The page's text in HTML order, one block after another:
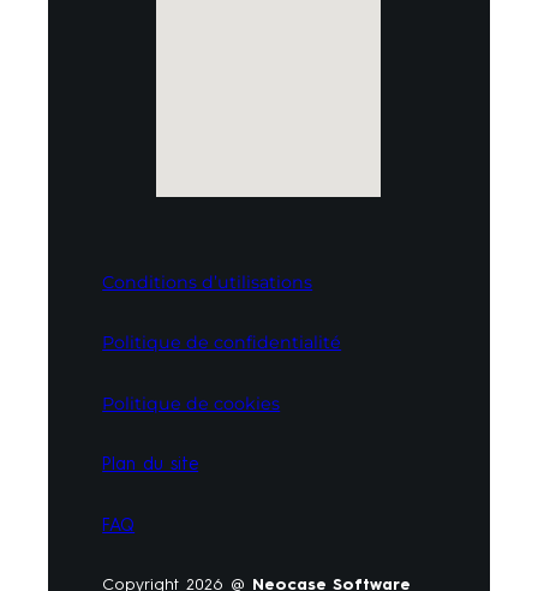
Conditions d’utilisations
Politique de confidentialité
Politique de cookies
Plan du site
FAQ
Copyright 2026 @ Neocase Software